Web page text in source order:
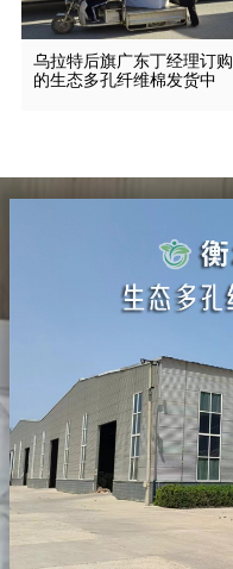
乌拉特后旗广东丁经理订购
的生态多孔纤维棉发货中